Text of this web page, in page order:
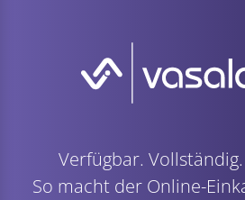
Verfügbar.
So macht der Online-